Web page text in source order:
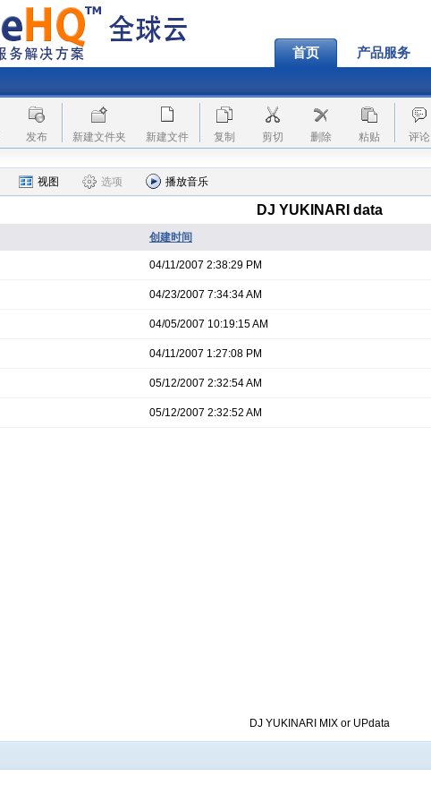
首页 产品服务
发布 新建文件夹 新建文件 复制 剪切 删除 粘贴 评论
视图 选项 播放音乐
DJ YUKINARI data
创建时间
04/11/2007 2:38:29 PM
04/23/2007 7:34:34 AM
04/05/2007 10:19:15 AM
04/11/2007 1:27:08 PM
05/12/2007 2:32:54 AM
05/12/2007 2:32:52 AM
DJ YUKINARI MIX or UPdata